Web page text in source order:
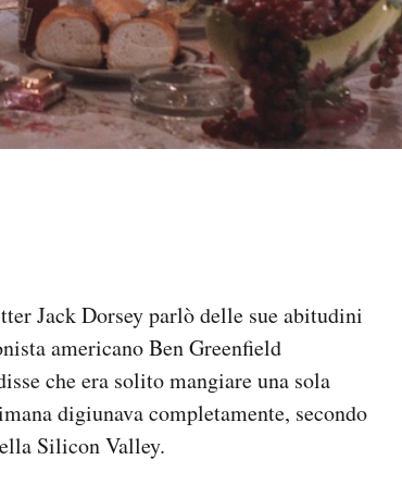
Jack Dorsey parlò delle sue abitudini
americano Ben Greenfield
che era solito mangiare una sola
digiunava completamente, secondo
Silicon Valley.